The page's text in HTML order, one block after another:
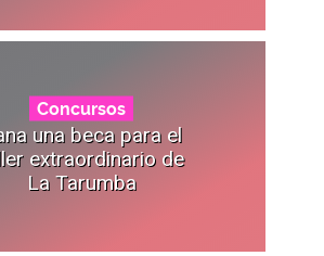
Concursos
una beca para el
extraordinario de
La Tarumba